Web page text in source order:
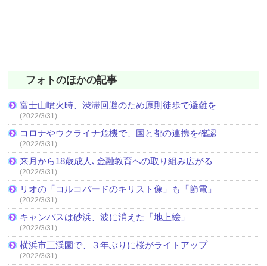
フォトのほかの記事
富士山噴火時、渋滞回避のため原則徒歩で避難を
(2022/3/31)
コロナやウクライナ危機で、国と都の連携を確認
(2022/3/31)
来月から18歳成人､金融教育への取り組み広がる
(2022/3/31)
リオの「コルコバードのキリスト像」も「節電」
(2022/3/31)
キャンバスは砂浜、波に消えた「地上絵」
(2022/3/31)
横浜市三渓園で、３年ぶりに桜がライトアップ
(2022/3/31)